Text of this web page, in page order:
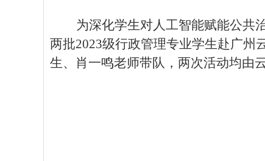
为深化学生对人工智能赋能公共
两批2023级行政管理专业学生赴广州
生、肖一鸣老师带队，两次活动均由